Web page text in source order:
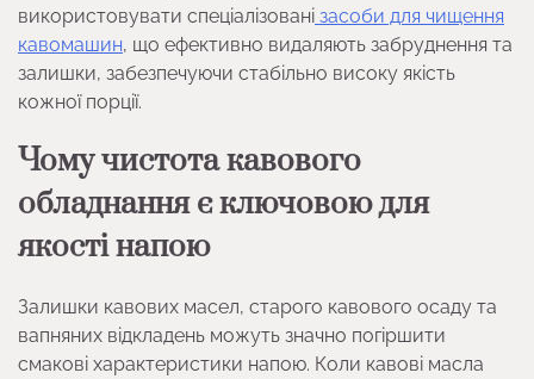
використовувати спеціалізовані засоби для чищення
кавомашин, що ефективно видаляють забруднення та
залишки, забезпечуючи стабільно високу якість
кожної порції.
Чому чистота кавового
обладнання є ключовою для
якості напою
Залишки кавових масел, старого кавового осаду та
вапняних відкладень можуть значно погіршити
смакові характеристики напою. Коли кавові масла